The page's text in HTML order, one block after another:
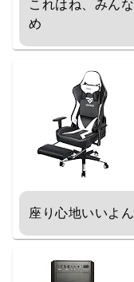
これはね、みん
め
座り心地いいよん